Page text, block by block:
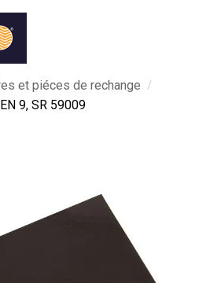
et piéces de rechange /
9, SR 59009